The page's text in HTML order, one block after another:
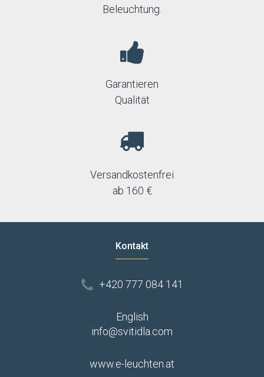
Beleuchtung.
Garantieren
Qualität
Versandkostenfrei
ab 160 €
Kontakt
+420 777 084 141
English
info@svitidla.com
www.e-leuchten.at